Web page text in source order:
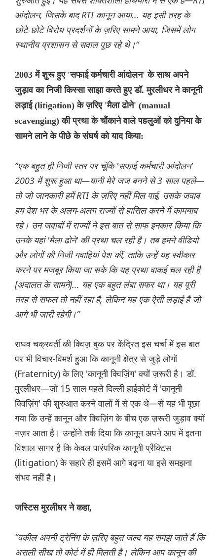
आंदोलन, जिसके बाद RTI कानून आया... यह इसी तरह के
छोटे-छोटे विरोध प्रदर्शनों के ज़रिए सामने आया, जिसमें लोग
स्थानीय प्रशासन से सवाल पूछ रहे थे।”
2003 में शुरू हुए 'सफाई कर्मचारी आंदोलन' के साथ अपने
जुड़ाव का निजी किस्सा साझा करते हुए डॉ. मुरलीधर ने कानूनी
लड़ाई (litigation) के ज़रिए 'मैला ढोने' (manual
scavenging) की प्रथा के चौंकाने वाले पहलुओं को दुनिया के
सामने लाने के पीछे के संघर्ष को याद किया:
“एक बहुत ही निजी स्तर पर चूंकि 'सफाई कर्मचारी आंदोलन'
2003 में शुरू हुआ था—यानी मेरे जज बनने से 3 साल पहले—
तो जो जानकारी हमें RTI के ज़रिए नहीं मिल पाई, उसके जवाब
हम देश भर के अलग-अलग राज्यों से हासिल करने में कामयाब
रहे। उन जवाबों में राज्यों ने इस बात से साफ इनकार किया कि
उनके यहां 'मैला ढोने' की प्रथा चल रही है। तब हमने वीडियो
और लोगों की निजी गवाहियां पेश कीं, ताकि उन्हें यह स्वीकार
करने पर मजबूर किया जा सके कि यह प्रथा वाकई चल रही है
[अदालत के सामने]... यह एक बहुत लंबा सफर था। यह पूरी
तरह से सफल तो नहीं रहा है, लेकिन यह एक ऐसी लड़ाई है जो
आगे भी जारी रहेगी।”
राघव चक्रवर्ती की क्विज़ बुक पर केंद्रित इस चर्चा में इस बात
पर भी विचार-विमर्श हुआ कि कानूनी क्षेत्र से जुड़े लोगों
(Fraternity) के लिए 'कानूनी क्विज़िंग' क्यों ज़रूरी है। डॉ.
मुरलीधर—जो 15 साल पहले दिल्ली हाईकोर्ट में 'कानूनी
क्विज़िंग' की शुरुआत करने वालों में से एक थे—से यह भी पूछा
गया कि उन्हें कानून और क्विज़िंग के बीच एक ज़रूरी जुड़ाव क्यों
नज़र आता है। उन्होंने तर्क दिया कि कानून अपने आप में इतना
विशाल सागर है कि केवल पारंपरिक कानूनी प्रैक्टिस
(litigation) के सहारे ही इसमें आगे बढ़ना या इसे समझना
संभव नहीं है।
जस्टिस मुरलीधर ने कहा,
“वकील अपनी ट्रेनिंग के ज़रिए बहुत जल्द यह समझ जाते हैं कि
असली सीख तो कोर्ट में ही मिलती है। लेकिन आप कानून की